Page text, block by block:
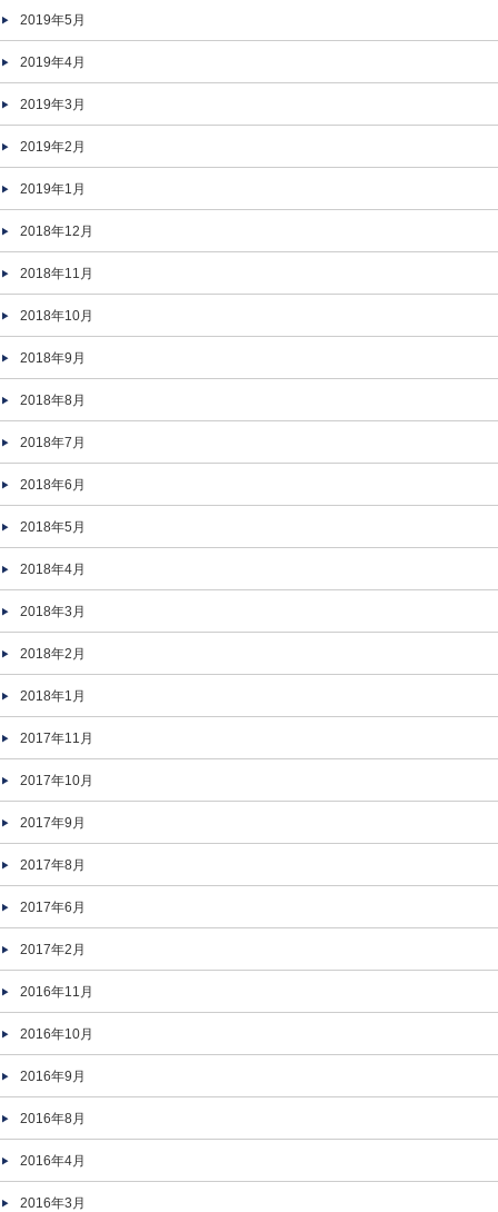
2019年5月
2019年4月
2019年3月
2019年2月
2019年1月
2018年12月
2018年11月
2018年10月
2018年9月
2018年8月
2018年7月
2018年6月
2018年5月
2018年4月
2018年3月
2018年2月
2018年1月
2017年11月
2017年10月
2017年9月
2017年8月
2017年6月
2017年2月
2016年11月
2016年10月
2016年9月
2016年8月
2016年4月
2016年3月